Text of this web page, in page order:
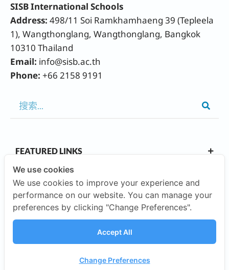
SISB International Schools
Address:498/11 Soi Ramkhamhaeng 39 (Tepleela
1), Wangthonglang, Wangthonglang, Bangkok
10310 Thailand
Email: info@sisb.ac.th
Phone: +66 2158 9191
FEATURED LINKS
OUR CAMPUSES
We use cookies
We use cookies to improve your experience and
performance on our website. You can manage your
preferences by clicking "Change Preferences".
Accept All
Change Preferences